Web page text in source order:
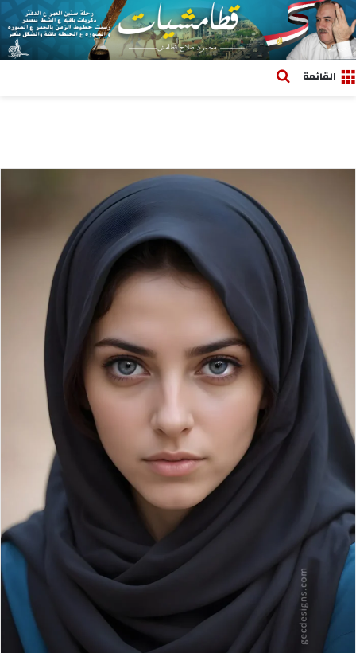
القائمة